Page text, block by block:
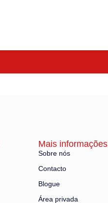
Mais informações
Sobre nós
Contacto
Blogue
Área privada